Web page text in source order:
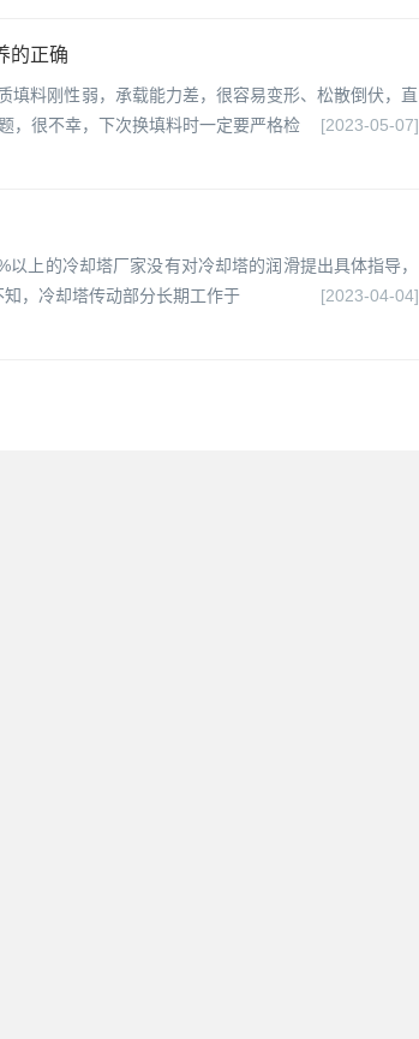
的正确
料刚性弱，承载能力差，很容易变形、松散倒伏，直
，很不幸，下次换填料时一定要严格检
[2023-05-07]
上的冷却塔厂家没有对冷却塔的润滑提出具体指导，
知，冷却塔传动部分长期工作于
[2023-04-04]